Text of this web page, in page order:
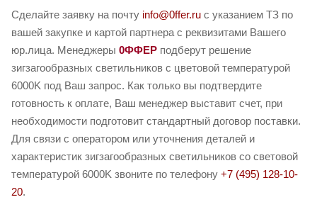
Сделайте заявку на почту info@0ffer.ru с указанием ТЗ по
вашей закупке и картой партнера с реквизитами Вашего
юр.лица. Менеджеры 0ФФЕР подберут решение
зигзагообразных светильников с цветовой температурой
6000K под Ваш запрос. Как только вы подтвердите
готовность к оплате, Ваш менеджер выставит счет, при
необходимости подготовит стандартный договор поставки.
Для связи с оператором или уточнения деталей и
характеристик зигзагообразных светильников со световой
температурой 6000K звоните по телефону +7 (495) 128-10-
20.